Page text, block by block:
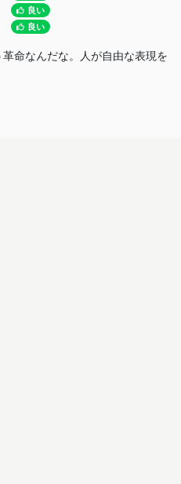
良い
良い
命なんだな。人が自由な表現を